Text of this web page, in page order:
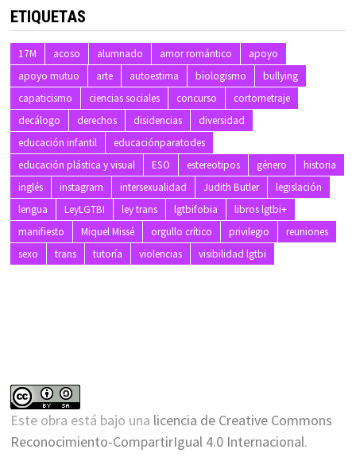
ALTERNATIVE:
ETIQUETAS
17M acoso alumnado amor romántico
apoyo
apoyo mutuo
arte autoestima biologismo
bullying
capaticismo
ciencias sociales concurso
cortometraje
decálogo
derechos disidencias
diversidad
educación infantil
educaciónparatodes
educación plástica y visual
ESO estereotipos género
historia
inglés
instagram intersexualidad Judith Butler
legislación
lengua
LeyLGTBI ley trans lgtbifobia
libros lgtbi+
manifiesto
Miquel Missé orgullo crítico privilegio
reuniones
sexo
trans tutoría violencias visibilidad lgtbi
Este obra está bajo una licencia de Creative Commons
Reconocimiento-CompartirIgual 4.0 Internacional.